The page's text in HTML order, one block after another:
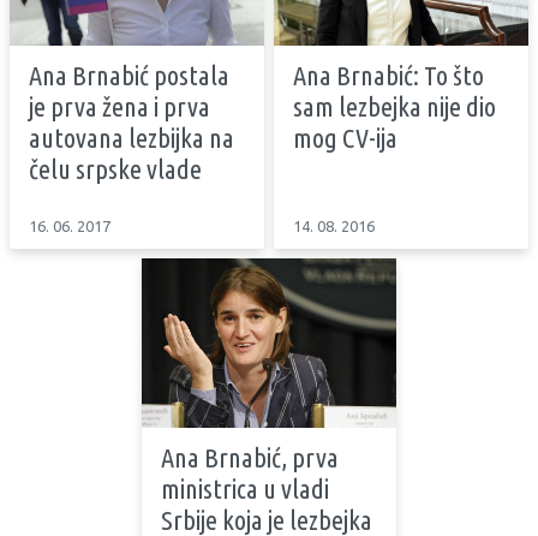
Ana Brnabić postala
je prva žena i prva
autovana lezbijka na
čelu srpske vlade
16. 06. 2017
Ana Brnabić: To što
sam lezbejka nije dio
mog CV-ija
14. 08. 2016
Ana Brnabić, prva
ministrica u vladi
Srbije koja je lezbejka